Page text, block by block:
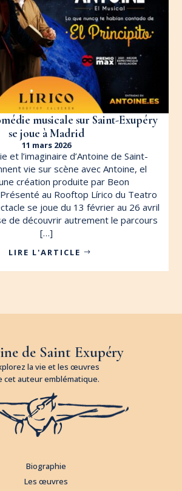
musicale sur Saint-Exupéry
se joue à Madrid
11 mars 2026
et l’imaginaire d’Antoine de Saint-
vie sur scène avec Antoine, el
création produite par Beon
au Rooftop Lírico du Teatro
se joue du 13 février au 26 avril
de découvrir autrement le parcours
[…]
LIRE L'ARTICLE
de Saint Exupéry
la vie et les œuvres
cet auteur emblématique.
Biographie
Les œuvres